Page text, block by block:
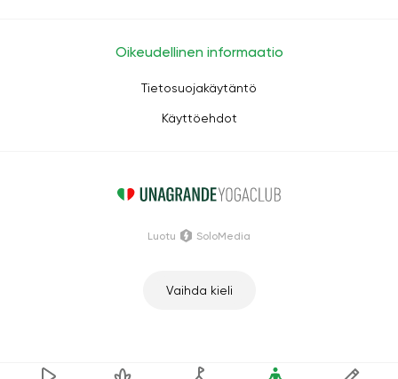
Oikeudellinen informaatio
Tietosuojakäytäntö
Käyttöehdot
Vaihda kieli
Luotu SoloMedia